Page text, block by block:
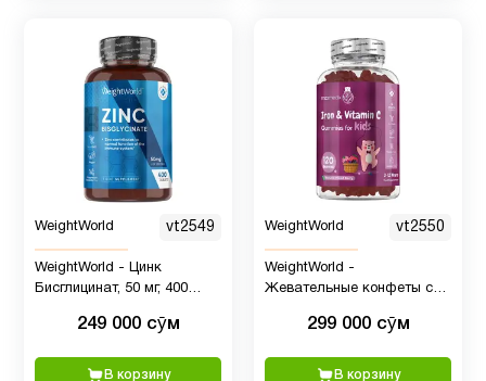
WeightWorld vt2549
WeightWorld - Цинк
Бисглицинат, 50 мг, 400
249 000 сӯм
В корзину
WeightWorld vt2550
WeightWorld -
Жевательные конфеты с
для детей, 120 шт
299 000 сӯм
В корзину